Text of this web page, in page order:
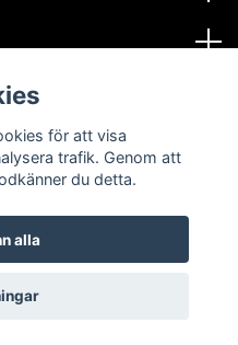
All rights reserved.
för att visa
trafik. Genom att
du detta.
alla